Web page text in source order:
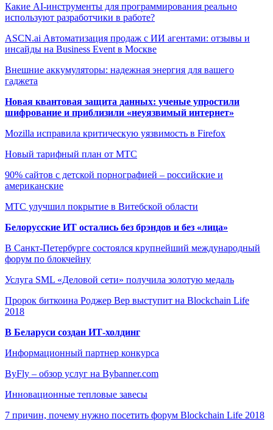
Какие AI-инструменты для программирования реально
используют разработчики в работе?
ASCN.ai Автоматизация продаж с ИИ агентами: отзывы и
инсайды на Business Event в Москве
Внешние аккумуляторы: надежная энергия для вашего
гаджета
Новая квантовая защита данных: ученые упростили
шифрование и приблизили «неуязвимый интернет»
Mozilla исправила критическую уязвимость в Firefox
Новый тарифный план от МТС
90% сайтов с детской порнографией – российские и
американские
МТС улучшил покрытие в Витебской области
Белорусские ИТ остались без брэндов и без «лица»
В Санкт-Петербурге состоялся крупнейший международный
форум по блокчейну
Услуга SML «Деловой сети» получила золотую медаль
Пророк биткоина Роджер Вер выступит на Blockchain Life
2018
В Беларуси создан ИТ-холдинг
Информационный партнер конкурса
ByFly – обзор услуг на Bybanner.com
Инновационные тепловые завесы
7 причин, почему нужно посетить форум Blockchain Life 2018